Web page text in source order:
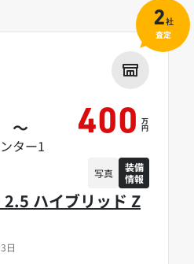
日
2.5 ハイブリッド Z
～ 400 万
円
ター1
写真
装備
情報
2社
査定